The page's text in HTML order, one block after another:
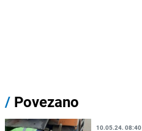
/ Povezano
10.05.24. 08:40